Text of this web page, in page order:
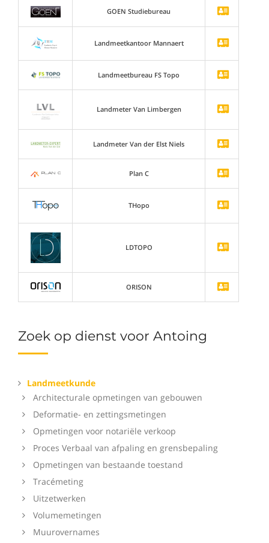
Zoek op dienst voor Antoing
Landmeetkunde
Architecturale opmetingen van gebouwen
Deformatie- en zettingsmetingen
Opmetingen voor notariële verkoop
Proces Verbaal van afpaling en grensbepaling
Opmetingen van bestaande toestand
Tracémeting
Uitzetwerken
Volumemetingen
Muurovernames
GOEN Studiebureau
Landmeetkantoor Mannaert
Landmeetbureau FS Topo
Landmeter Van Limbergen
Landmeter Van der Elst Niels
Plan C
THopo
LDTOPO
ORISON